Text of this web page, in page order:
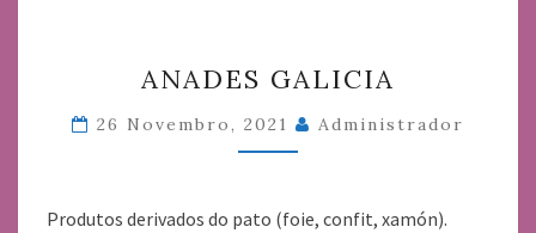
GALICIA
ANADES GALICIA
26 Novembro, 2021 Administrador
Produtos derivados do pato (foie, confit, xamón).